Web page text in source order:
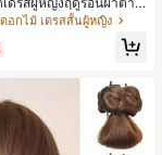
ไม่สมมาตร จับจีบ หรูหร
อกไม้ เดรสสั้นผู้หญิง